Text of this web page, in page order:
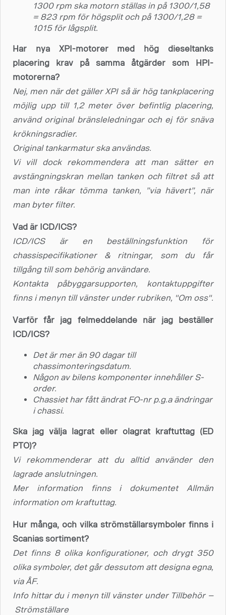
1300 rpm ska motorn ställas in på 1300/1,58
= 823 rpm för högsplit och på 1300/1,28 =
1015 för lågsplit.
Har nya XPI-motorer med hög dieseltanks
placering krav på samma åtgärder som HPI-
motorerna?
Nej, men när det gäller XPI så är hög tankplacering
möjlig upp till 1,2 meter över befintlig placering,
använd original bränsleledningar och ej för snäva
krökningsradier.
Original tankarmatur ska användas.
Vi vill dock rekommendera att man sätter en
avstängningskran mellan tanken och filtret så att
man inte råkar tömma tanken, ”via hävert”, när
man byter filter.
Vad är ICD/ICS?
ICD/ICS är en beställningsfunktion för
chassispecifikationer & ritningar, som du får
tillgång till som behörig användare.
Kontakta påbyggarsupporten, kontaktuppgifter
finns i menyn till vänster under rubriken, "Om oss".
Varför får jag felmeddelande när jag beställer
ICD/ICS?
Det är mer än 90 dagar till
chassimonteringsdatum.
Någon av bilens komponenter innehåller S-
order.
Chassiet har fått ändrat FO-nr p.g.a ändringar
i chassi.
Ska jag välja lagrat eller olagrat kraftuttag (ED
PTO)?
Vi rekommenderar att du alltid använder den
lagrade anslutningen.
Mer information finns i dokumentet Allmän
information om kraftuttag.
Hur många, och vilka strömställarsymboler finns i
Scanias sortiment?
Det finns 8 olika konfigurationer, och drygt 350
olika symboler, det går dessutom att designa egna,
via ÅF.
Info hittar du i menyn till vänster under Tillbehör –
Strömställare